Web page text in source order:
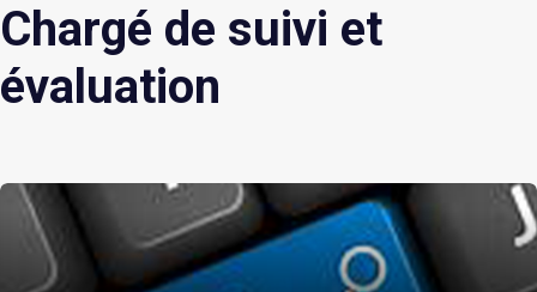
Chargé de suivi et
évaluation